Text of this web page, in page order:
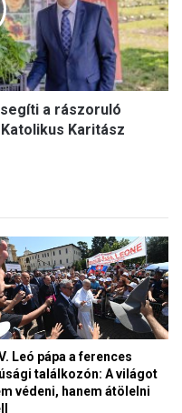
a rászoruló
Karitász
Leó pápa a ferences
találkozón: A világot
védeni, hanem átölelni